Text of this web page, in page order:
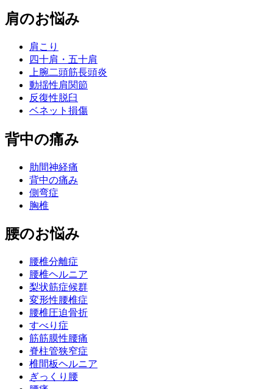
肩のお悩み
肩こり
四十肩・五十肩
上腕二頭筋長頭炎
動揺性肩関節
反復性脱臼
ベネット損傷
背中の痛み
肋間神経痛
背中の痛み
側弯症
胸椎
腰のお悩み
腰椎分離症
腰椎ヘルニア
梨状筋症候群
変形性腰椎症
腰椎圧迫骨折
すべり症
筋筋膜性腰痛
脊柱管狭窄症
椎間板ヘルニア
ぎっくり腰